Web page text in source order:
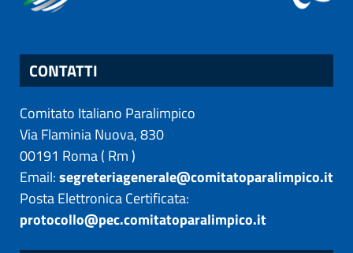
CONTATTI
Comitato Italiano Paralimpico
Via Flaminia Nuova, 830
00191 Roma( Rm)
Email:segreteriagenerale@comitatoparalimpico.it
Posta Elettronica Certificata:
protocollo@pec.comitatoparalimpico.it